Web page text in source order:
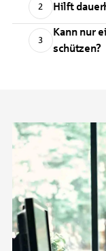
2 Hilft
3
Kann nur
schützen?